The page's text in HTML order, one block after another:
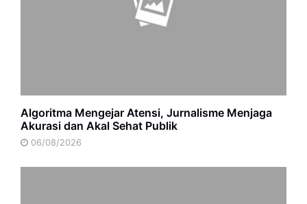
Algoritma Mengejar Atensi, Jurnalisme Menjaga
Akurasi dan Akal Sehat Publik
06/08/2026